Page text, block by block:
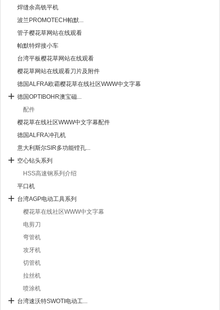
焊缝余高铣平机
波兰PROMOTECH帕默...
管子樱花草网站在线观看
帕默特焊接小车
台湾平板樱花草网站在线观看
樱花草网站在线观看刀片及附件
德国ALFRA欧霸樱花草在线社区WWW中文字幕
德国OPTIBOHR澳宝磁...
配件
樱花草在线社区WWW中文字幕配件
德国ALFRA冲孔机
意大利斯尔SIR多功能镗孔...
空心钻头系列
HSS高速钢系列介绍
平口机
台湾AGP电动工具系列
樱花草在线社区WWW中文字幕
电剪刀
弯管机
攻牙机
切管机
拉丝机
喷涂机
台湾速沃特SWOTI电动工...